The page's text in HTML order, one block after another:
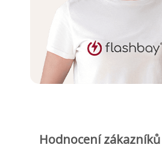
Hodnocení